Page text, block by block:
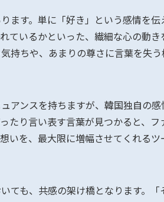
ます。単に「好き」という感情を伝
ているかといった、繊細な心の動き
持ちや、あまりの尊さに言葉を失
アンスを持ちますが、韓国独自の感
たり言い表す言葉が見つかると、フ
いを、最大限に増幅させてくれるツ
も、共感の架け橋となります。「